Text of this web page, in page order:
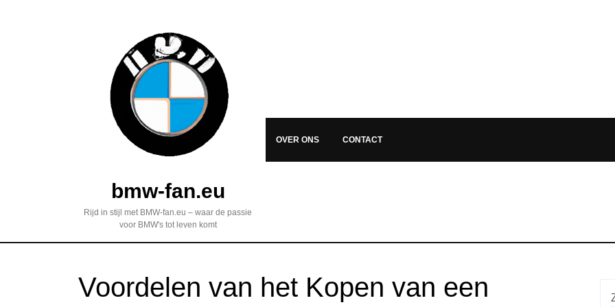
bmw-fan.eu
Rijd in stijl met BMW-fan.eu – waar de passie
voor BMW's tot leven komt
OVER ONS CONTACT
Voordelen van het Kopen van een